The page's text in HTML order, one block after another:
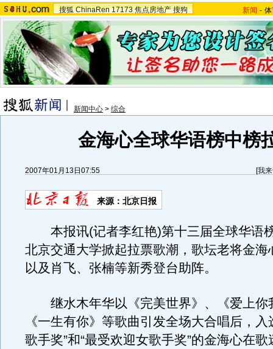
搜狐 ChinaRen 17173 焦点房地产 搜狗 新闻 -
新闻中心 > 综合
金海心全球华语榜中榜
2007年01月13日07:55 [我
来源：北京日报
本报讯(记者李红艳)第十三届全球华语
北京交通大学掀起拉票歌潮，歌坛老将金海
以及肖飞、张楠等新秀登台助阵。
继水木年华以《完美世界》、《爱上你
《一生有你》等歌曲引发全场大合唱后，入
歌手奖”和“最受欢迎女歌手奖”的金海心在